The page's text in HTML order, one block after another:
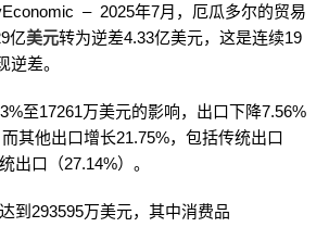
– 2025年7月，厄瓜多尔的贸易
亿美元转为逆差4.33亿美元，这是连续19
逆差。
至17261万美元的影响，出口下降7.56%
其他出口增长21.75%，包括传统出口
出口（27.14%）。
到293595万美元，其中消费品